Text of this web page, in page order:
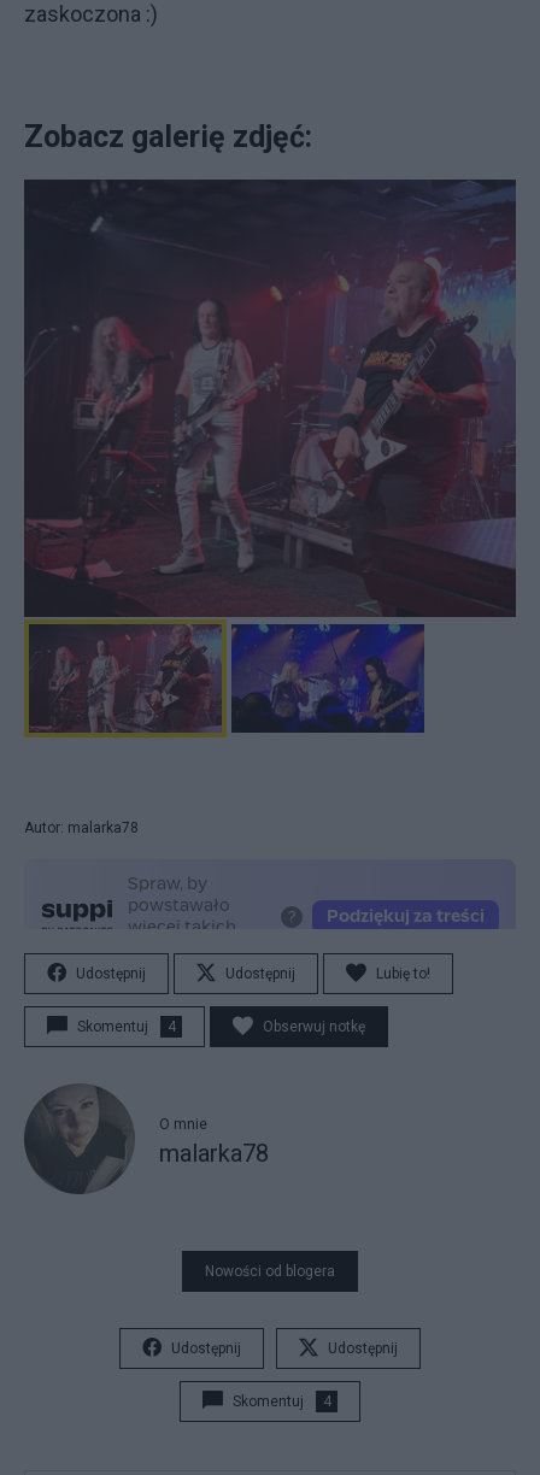
zaskoczona :)
Zobacz galerię zdjęć:
Autor: malarka78
Udostępnij Udostępnij Lubię to!
Skomentuj 4 Obserwuj notkę
O mnie
malarka78
Nowości od blogera
Udostępnij Udostępnij
Skomentuj 4